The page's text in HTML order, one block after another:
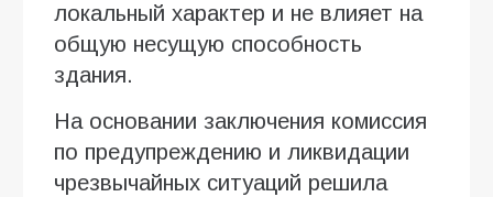
локальный характер и не влияет на
общую несущую способность
здания.
На основании заключения комиссия
по предупреждению и ликвидации
чрезвычайных ситуаций решила